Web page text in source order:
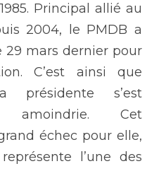
Principal allié au
2004, le PMDB a
mars dernier pour
C’est ainsi que
présidente s’est
amoindrie. Cet
échec pour elle,
l’une des